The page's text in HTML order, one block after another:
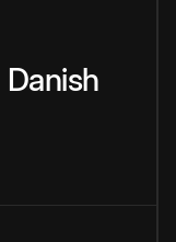
Danish